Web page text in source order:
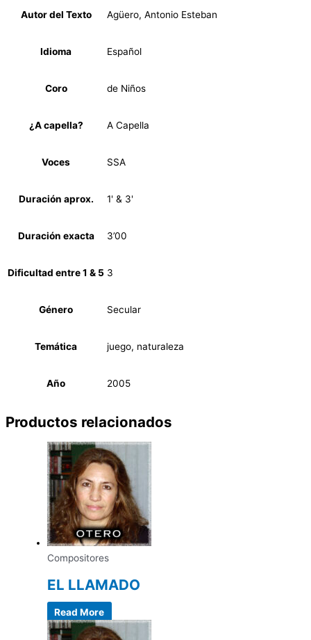
Autor del Texto Agüero, Antonio Esteban
Idioma Español
Coro de Niños
¿A capella? A Capella
Voces SSA
Duración aprox. 1' & 3'
Duración exacta 3’00
Dificultad entre 1 & 5 3
Género Secular
Temática juego, naturaleza
Año 2005
Productos relacionados
Compositores
EL LLAMADO
Read More